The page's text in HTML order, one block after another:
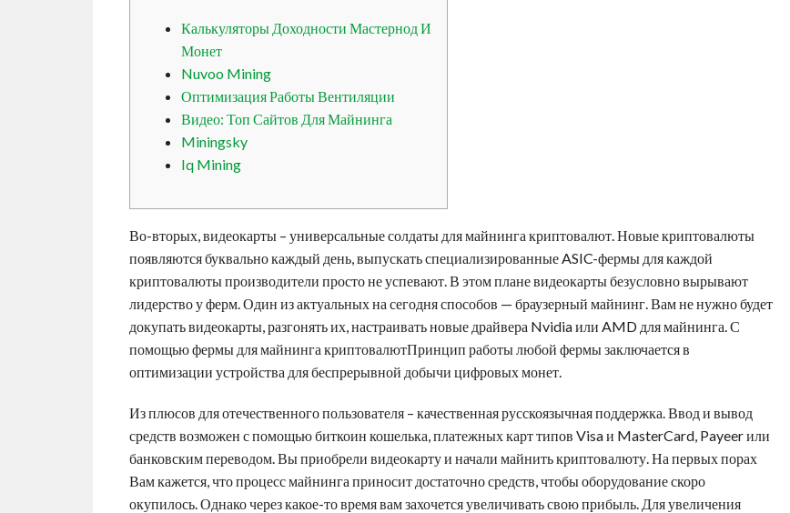
Калькуляторы Доходности Мастернод И
Монет
Nuvoo Mining
Оптимизация Работы Вентиляции
Видео: Топ Сайтов Для Майнинга
Miningsky
Iq Mining
Во-вторых, видеокарты – универсальные солдаты для майнинга криптовалют. Новые криптовалюты
появляются буквально каждый день, выпускать специализированные ASIC-фермы для каждой
криптовалюты производители просто не успевают. В этом плане видеокарты безусловно вырывают
лидерство у ферм. Один из актуальных на сегодня способов — браузерный майнинг. Вам не нужно будет
докупать видеокарты, разгонять их, настраивать новые драйвера Nvidia или AMD для майнинга. С
помощью фермы для майнинга криптовалютПринцип работы любой фермы заключается в
оптимизации устройства для беспрерывной добычи цифровых монет.
Из плюсов для отечественного пользователя – качественная русскоязычная поддержка. Ввод и вывод
средств возможен с помощью биткоин кошелька, платежных карт типов Visa и MasterCard, Payeer или
банковским переводом. Вы приобрели видеокарту и начали майнить криптовалюту. На первых порах
Вам кажется, что процесс майнинга приносит достаточно средств, чтобы оборудование скоро
окупилось. Однако через какое-то время вам захочется увеличивать свою прибыль. Для увеличения